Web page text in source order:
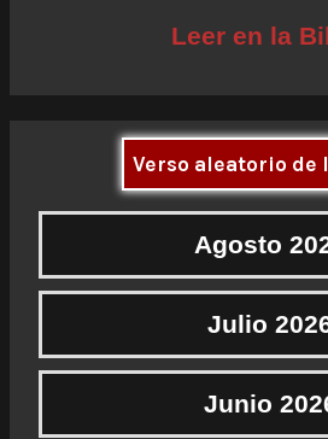
Leer en la
Verso aleatorio de
Agosto
Julio
Junio